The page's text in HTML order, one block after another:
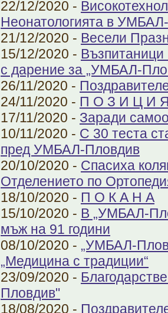
22/12/2020 -
Неонатологията в
21/12/2020 - Весели
15/12/2020 -
с дарение за „УМБАЛ-
26/11/2020 -
24/11/2020 - П О З И Ц И
17/11/2020 - Заради
10/11/2020 - С 30 теста
пред УМБАЛ-Пловдив
20/10/2020 - Спасиха
Отделението по
18/10/2020 - П О К А Н А
15/10/2020 - В „УМБАЛ-
мъж на 91 години
08/10/2020 - „УМБАЛ-
„Медицина с традиции“
23/09/2020 -
Пловдив"
18/08/2020 -